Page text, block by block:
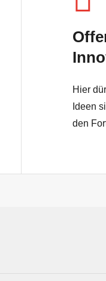
Hier
Ideen
den